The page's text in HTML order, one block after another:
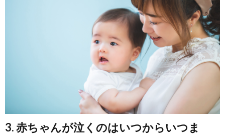
3. 赤ちゃんが泣くのはいつからいつま